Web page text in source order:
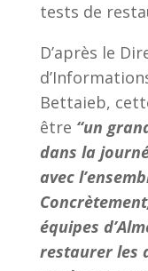
tests de
D’après le
Bettaieb,
être “un
dans la
avec
équipes
restaurer les